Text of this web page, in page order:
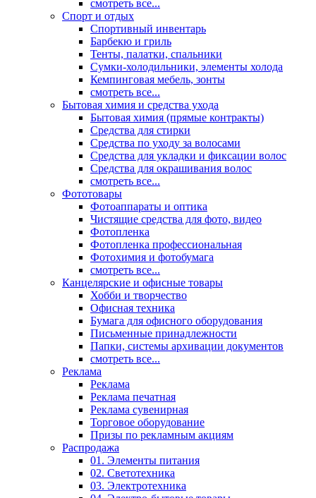
смотреть все...
Спорт и отдых
Спортивный инвентарь
Барбекю и гриль
Тенты, палатки, спальники
Сумки-холодильники, элементы холода
Кемпинговая мебель, зонты
смотреть все...
Бытовая химия и средства ухода
Бытовая химия (прямые контракты)
Средства для стирки
Средства по уходу за волосами
Средства для укладки и фиксации волос
Средства для окрашивания волос
смотреть все...
Фототовары
Фотоаппараты и оптика
Чистящие средства для фото, видео
Фотопленка
Фотопленка профессиональная
Фотохимия и фотобумага
смотреть все...
Канцелярские и офисные товары
Хобби и творчество
Офисная техника
Бумага для офисного оборудования
Письменные принадлежности
Папки, системы архивации документов
смотреть все...
Реклама
Реклама
Реклама печатная
Реклама сувенирная
Торговое оборудование
Призы по рекламным акциям
Распродажа
01. Элементы питания
02. Светотехника
03. Электротехника